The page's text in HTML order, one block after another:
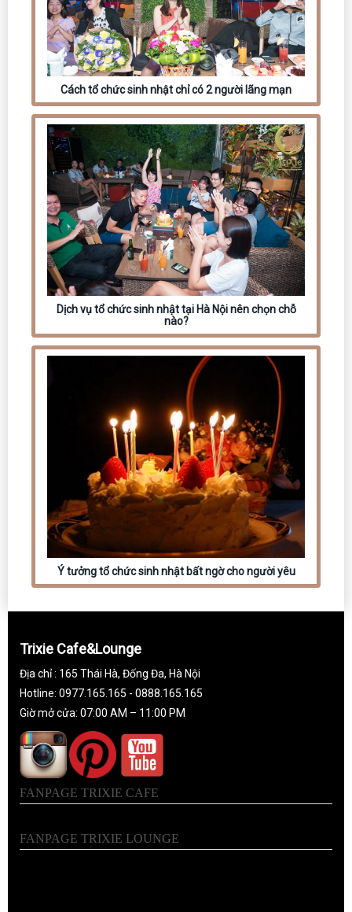
Cách tổ chức sinh nhật chỉ có 2 người lãng mạn
Dịch vụ tổ chức sinh nhật tại Hà Nội nên chọn chỗ
nào?
Ý tưởng tổ chức sinh nhật bất ngờ cho người yêu
Trixie Cafe&Lounge
Địa chỉ : 165 Thái Hà, Đống Đa, Hà Nội
Hotline: 0977.165.165 - 0888.165.165
Giờ mở cửa: 07:00 AM – 11:00 PM
FANPAGE TRIXIE CAFE
FANPAGE TRIXIE LOUNGE